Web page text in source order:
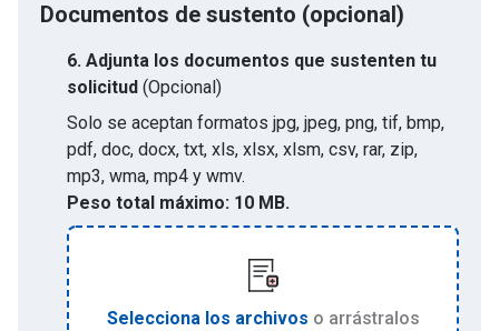
Documentos de sustento (opcional)
6. Adjunta los documentos que sustenten tu
solicitud (Opcional)
Solo se aceptan formatos jpg, jpeg, png, tif, bmp,
pdf, doc, docx, txt, xls, xlsx, xlsm, csv, rar, zip,
mp3, wma, mp4 y wmv.
Peso total máximo: 10 MB.
Selecciona los archivos o arrástralos